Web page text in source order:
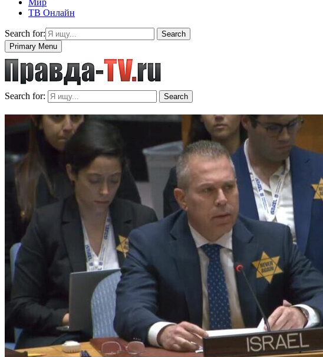
Мир
ТВ Онлайн
Search for:
Search
Primary Menu
Search for: Search